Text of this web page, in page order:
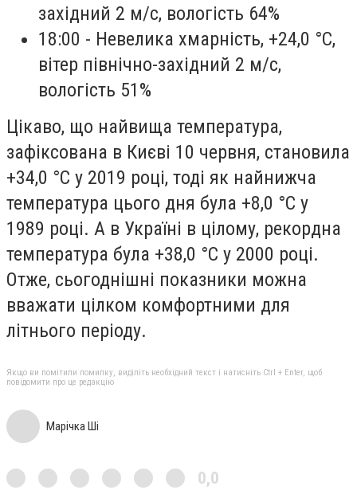
західний 2 м/с, вологість 64%
18:00 - Невелика хмарність, +24,0 °С,
вітер північно-західний 2 м/с,
вологість 51%
Цікаво, що найвища температура,
зафіксована в Києві 10 червня, становила
+34,0 °С у 2019 році, тоді як найнижча
температура цього дня була +8,0 °С у
1989 році. А в Україні в цілому, рекордна
температура була +38,0 °С у 2000 році.
Отже, сьогоднішні показники можна
вважати цілком комфортними для
літнього періоду.
Якщо ви помітили помилку, виділіть необхідний текст і натисніть Ctrl + Enter, щоб
повідомити про це редакцію
Марічка Ші
0,0